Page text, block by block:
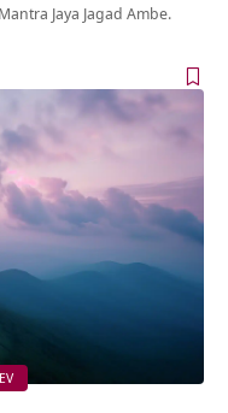
Jaya Jagad Ambe.